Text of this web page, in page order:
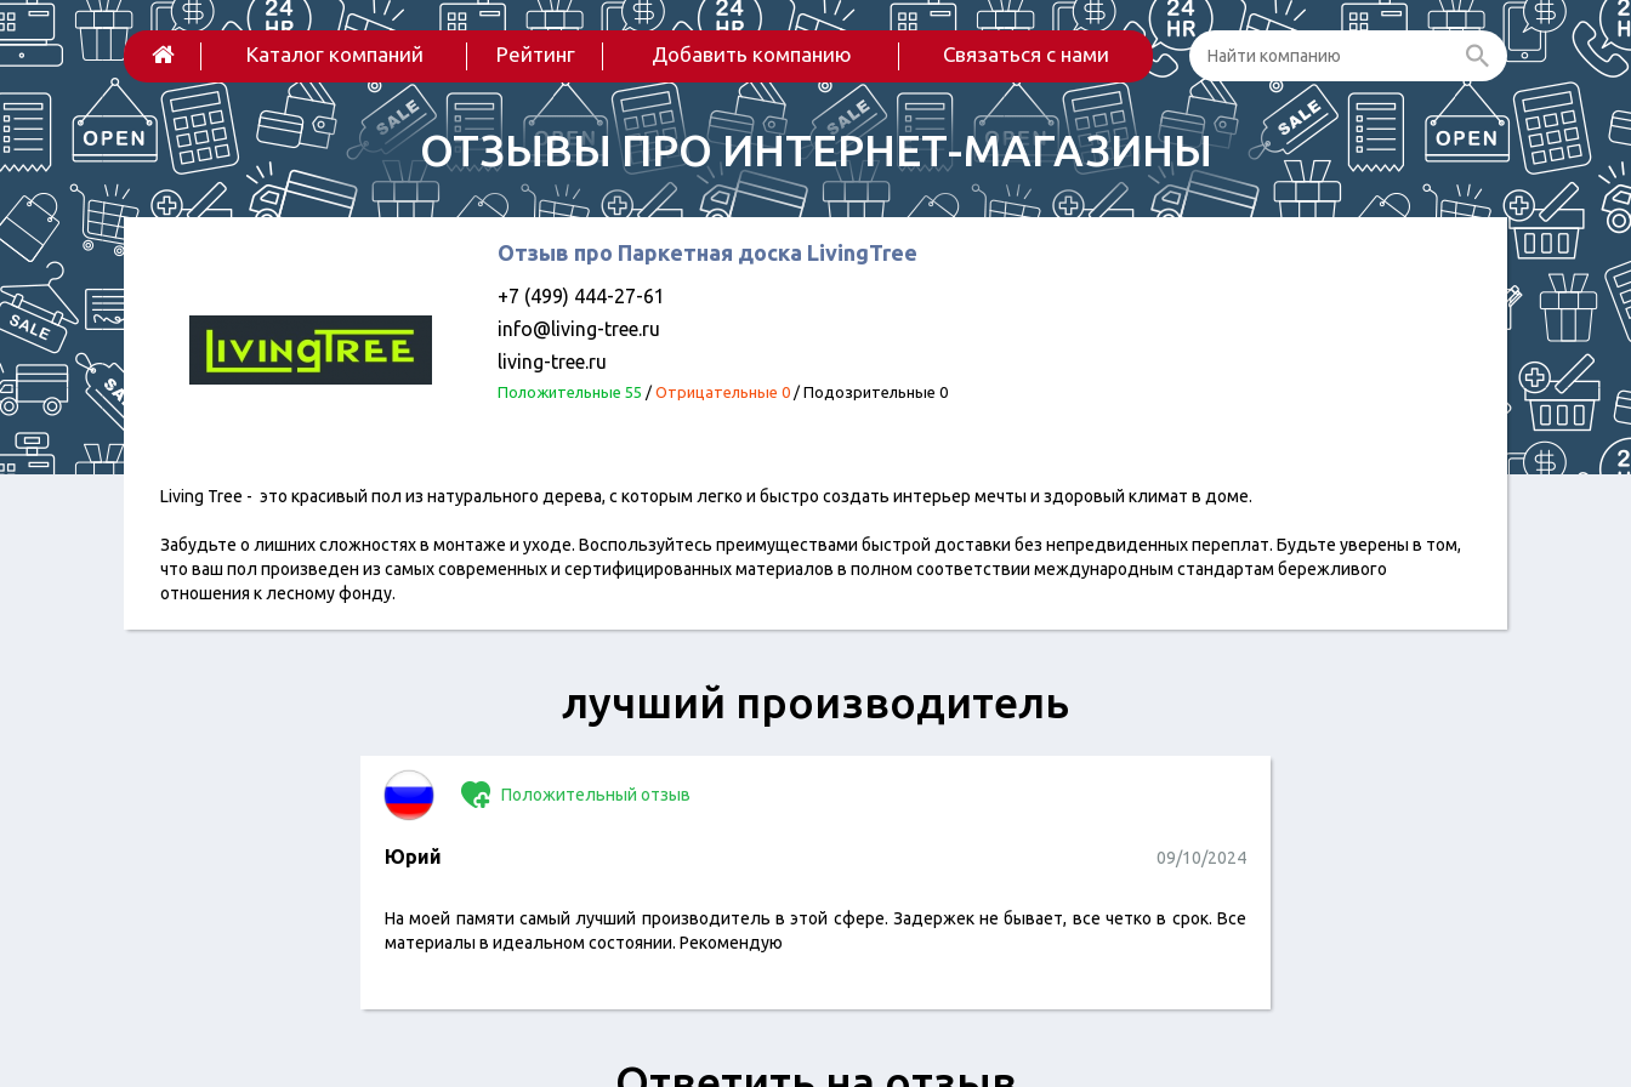
Каталог компаний Рейтинг Добавить компанию Связаться с нами
ОТЗЫВЫ ПРО ИНТЕРНЕТ-МАГАЗИНЫ
Отзыв про Паркетная доска LivingTree
+7 (499) 444-27-61
info@living-tree.ru
living-tree.ru
Положительные 55 / Отрицательные 0/ Подозрительные 0
Living Tree - это красивый пол из натурального дерева, с которым легко и быстро создать интерьер мечты и здоровый климат в доме.
Забудьте о лишних сложностях в монтаже и уходе. Воспользуйтесь преимуществами быстрой доставки без непредвиденных переплат. Будьте уверены в том,
что ваш пол произведен из самых современных и сертифицированных материалов в полном соответствии международным стандартам бережливого
отношения к лесному фонду.
лучший производитель
Положительный отзыв
Юрий 09/10/2024
На моей памяти самый лучший производитель в этой сфере. Задержек не бывает, все четко в срок. Все
материалы в идеальном состоянии. Рекомендую